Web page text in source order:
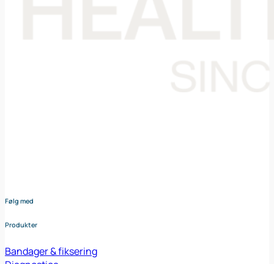
Følg med
Produkter
Bandager & fiksering